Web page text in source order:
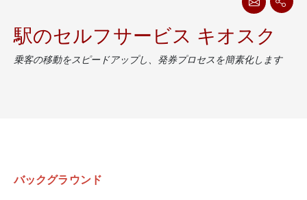
駅のセルフサービス キオスク
乗客の移動をスピードアップし、発券プロセスを簡素化します
バックグラウンド